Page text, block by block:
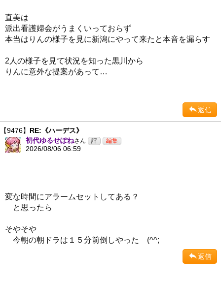
直美は
派出看護婦会がうまくいっておらず
本当はりんの様子を見に新潟にやって来たと本音を漏らす
2人の様子を見て状況を知った黒川から
りんに意外な提案があって…
返信
【9476】 RE:《ハーデス》
初代ゆるせぽねさん
2026/08/06 06:59
変な時間にアラームセットしてある？
と思ったら
そやそや
今朝の朝ドラは１５分前倒しやった (^^;
返信